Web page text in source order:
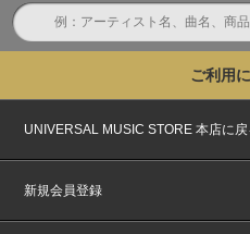
ご利用
UNIVERSAL MUSIC STORE 本店に戻
新規会員登録